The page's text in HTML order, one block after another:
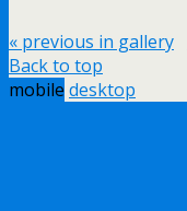
« previous in gallery
Back to top
mobile desktop